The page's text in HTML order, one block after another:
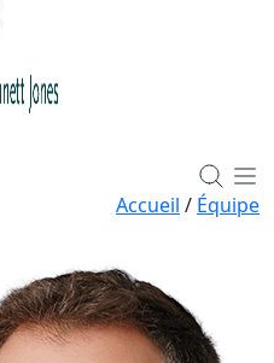
Accueil / Équipe